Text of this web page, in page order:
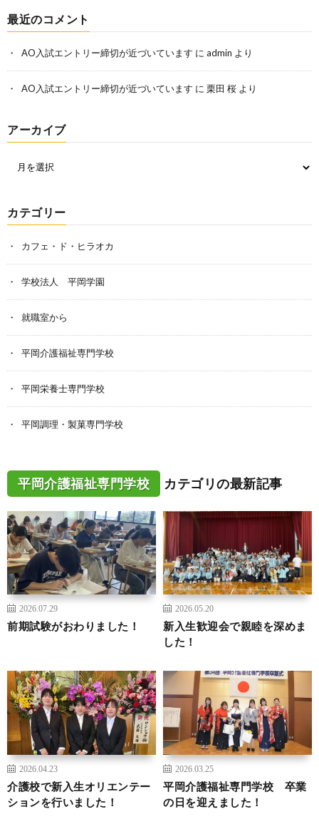
最近のコメント
AO入試エントリー締切が近づいています に admin より
AO入試エントリー締切が近づいています に 栗田 桜 より
アーカイブ
カテゴリー
カフェ・ド・ヒラオカ
学校法人 平岡学園
就職室から
平岡介護福祉専門学校
平岡栄養士専門学校
平岡調理・製菓専門学校
平岡介護福祉専門学校 カテゴリの最新記事
2026.07.29
前期試験がおわりました！
2026.05.20
新入生歓迎会で親睦を深めま
した！
2026.04.23
介護校で新入生オリエンテー
ションを行いました！
2026.03.25
平岡介護福祉専門学校 卒業
の日を迎えました！